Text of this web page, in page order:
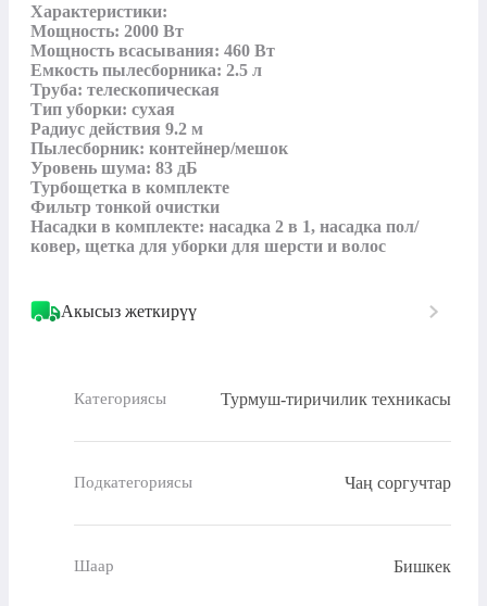
Характеристики:
Мощность: 2000 Вт
Мощность всасывания: 460 Вт
Емкость пылесборника: 2.5 л
Труба: телескопическая
Тип уборки: сухая
Радиус действия 9.2 м
Пылесборник: контейнер/мешок
Уровень шума: 83 дБ
Турбощетка в комплекте
Фильтр тонкой очистки
Насадки в комплекте: насадка 2 в 1, насадка пол/
ковер, щетка для уборки для шерсти и волос
Акысыз жеткирүү
Категориясы Турмуш-тиричилик техникасы
Подкатегориясы Чаң соргучтар
Шаар Бишкек